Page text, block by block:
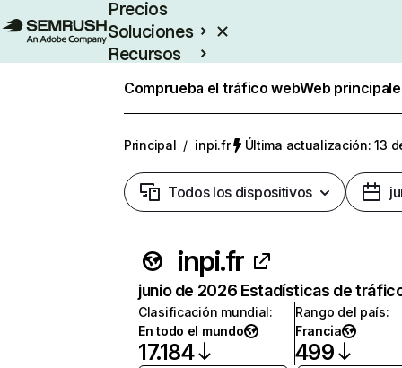
Precios
Soluciones
Recursos
Comprueba el tráfico webWeb
Principal / inpi.fr Última actualización: 13
Todos los dispositivos
inpi.fr
junio de 2026 Estadísticas de
Clasificación mundial:
En todo el mundo
17.184
Rango del país:
Francia
499